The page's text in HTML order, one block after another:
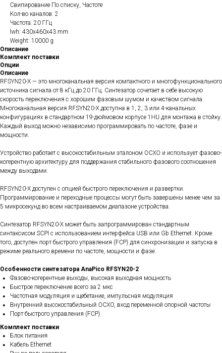
Свипирование По списку, Частоте
Кол-во каналов: 2
Частота: 20 ГГц
lwh: 430x460x43 mm
Weight: 10000 g
Описание
Комплект поставки
Опции
Описание
RFSYN20-X — это многоканальная версия компактного и многофункционального
источника сигнала от 8 кГц до 20 ГГц. Синтезатор сочетает в себе высокую
скорость переключения с хорошим фазовым шумом и качеством сигнала.
Многоканальная версия RFSYN20-X доступна в 1, 2, 3 или 4-канальных
конфигурациях в стандартном 19-дюймовом корпусе 1HU для монтажа в стойку.
Каждый выход можно независимо программировать по частоте, фазе и
мощности.
Устройство работает с высокостабильным эталоном OCXO и использует фазово-
когерентную архитектуру для поддержания стабильного фазового соотношения
между выходами.
RFSYN20-X доступен с опцией быстрого переключения и развертки.
Программирование и переходные процессы могут быть завершены менее чем за
5 микросекунд во всем настраиваемом диапазоне устройства.
Cинтезатор RFSYN20-X может быть запрограммирован стандартным
синтаксисом SCPI с использованием интерфейса USB или Gb Ethernet. Кроме
того, доступен порт быстрого управления (FCP) для синхронизации и запуска в
режиме реального времени по частоте, мощности и фазе.
Особенности синтезатора AnaPico RFSYN20-2
Фазово-когерентные выходы, высокая выходная мощность
Быстрое переключение всего за 2 мкс
Частотная модуляция и щебетание, импульсная модуляция
Внутренний высокостабильный OCXO, вход переменной опорной частоты
Порт быстрого управления (FCP)
Комплект поставки
Блок питания
Кабель Ethernet